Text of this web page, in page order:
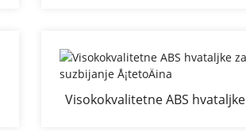
Visokokvalitetne ABS hvataljke